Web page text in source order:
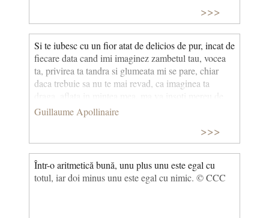
>>>
Si te iubesc cu un fior atat de delicios de pur, incat de
fiecare data cand imi imaginez zambetul tau, vocea
ta, privirea ta tandra si glumeata mi se pare, chiar
daca trebuie sa nu te mai revad, ca imaginea ta
draga, aflata in mintea mea, ma va insoti mereu de
acum inainte. (Scrisori catre Lou) Scrisori adresate
Louisei de Coligny-Châtillon (aflata printre primii
aviatori francezi), obiectul iubirii pasionale a lui
Guillaume Apollinaire (pe care pictorita Marie
Laurencin o respinsese) și care i-a inspirat Poemele
pentru Lou. © CCC
Guillaume Apollinaire
>>>
Într-o aritmetică bună, unu plus unu este egal cu
totul, iar doi minus unu este egal cu nimic. © CCC